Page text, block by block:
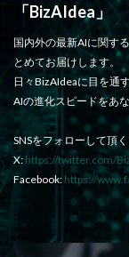
「BizAIdea」
国内外の最新AIに関す
とめてお届けします。
日々BizAIdeaに目を通
AIの進化スピードをあ
SNSをフォローして頂
X: https://twitter.com/
Facebook: https://